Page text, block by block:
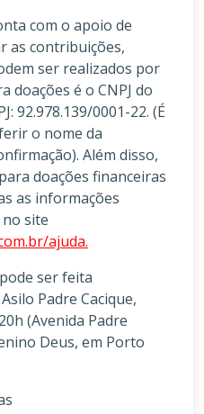
com o apoio de
as contribuições,
ser realizados por
doações é o CNPJ do
92.978.139/0001-22. (É
o nome da
Além disso,
doações financeiras
as informações
site
ajuda.
ser feita
Padre Cacique,
(Avenida Padre
Deus, em Porto